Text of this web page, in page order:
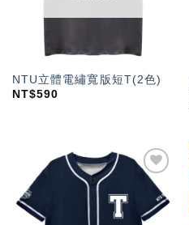
NTU立體電繡寬版短T(2色)
NT$590
加入
「願
望輕
單」